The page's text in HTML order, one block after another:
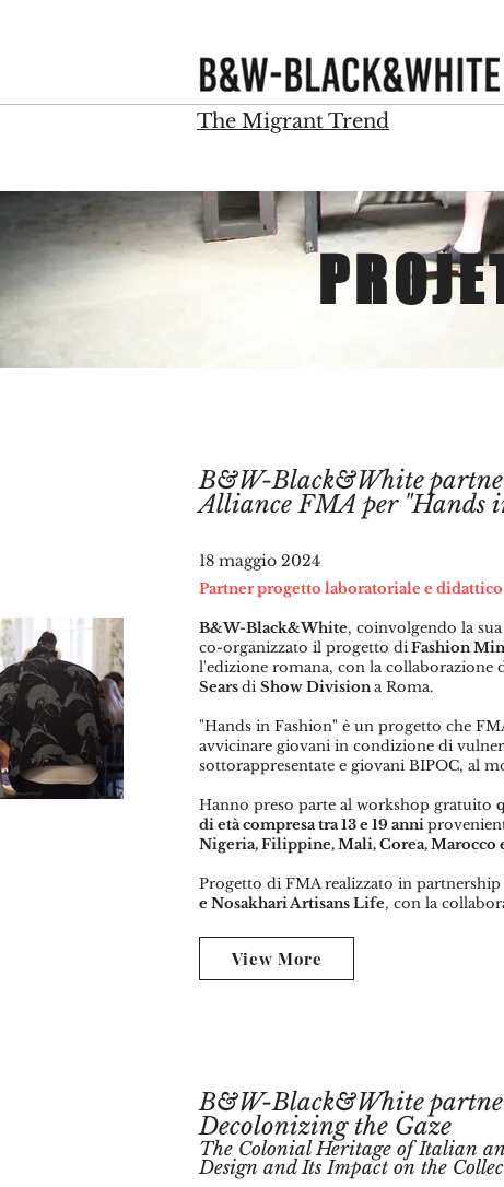
The Migrant Trend
B&W-Black&White
Alliance FMA per "Hands
18 maggio 2024
Partner progetto laboratoriale e didattico
B&W-Black&White, coinvolgendo la
co-organizzato il progetto diFashion
l'edizione romana, con la collaborazione
Searsdi Show Divisiona Roma.
"Hands in Fashion" è un progetto che
avvicinare giovani in condizione di
sottorappresentate e giovani BIPOC, al
Hanno preso parte al workshop gratuito
di età compresa tra 13 e 19 anni
Nigeria, Filippine, Mali, Corea, Marocco
Progetto di FMA realizzato in
e Nosakhari Artisans Life, con la
View More
B&W-Black&White
Decolonizing the Gaze
The Colonial Heritage of Italian
Design and Its Impact on the